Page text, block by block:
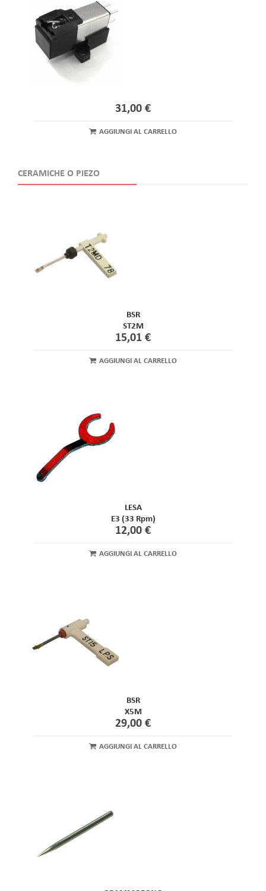
31,00 €
AGGIUNGI AL CARRELLO
CERAMICHE O PIEZO
BSR
ST2M
15,01 €
AGGIUNGI AL CARRELLO
LESA
E3 (33 Rpm)
12,00 €
AGGIUNGI AL CARRELLO
BSR
X5M
29,00 €
AGGIUNGI AL CARRELLO